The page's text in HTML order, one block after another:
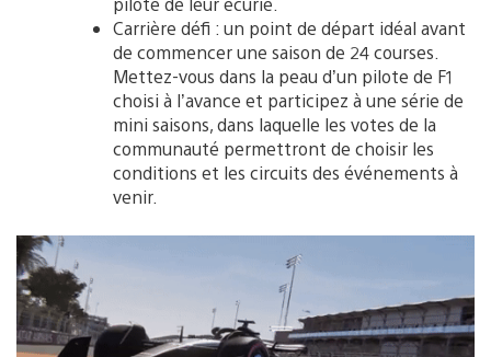
Carrière défi : un point de départ idéal avant
de commencer une saison de 24 courses.
Mettez-vous dans la peau d’un pilote de F1
choisi à l’avance et participez à une série de
mini saisons, dans laquelle les votes de la
communauté permettront de choisir les
conditions et les circuits des événements à
venir.